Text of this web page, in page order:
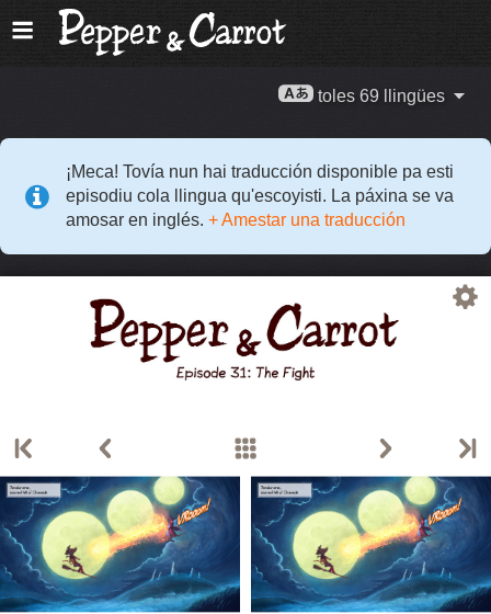
toles 69 llingües
¡Meca! Tovía nun hai traducción disponible pa esti
episodiu cola llingua qu'escoyisti. La páxina se va
amosar en inglés. + Amestar una traducción